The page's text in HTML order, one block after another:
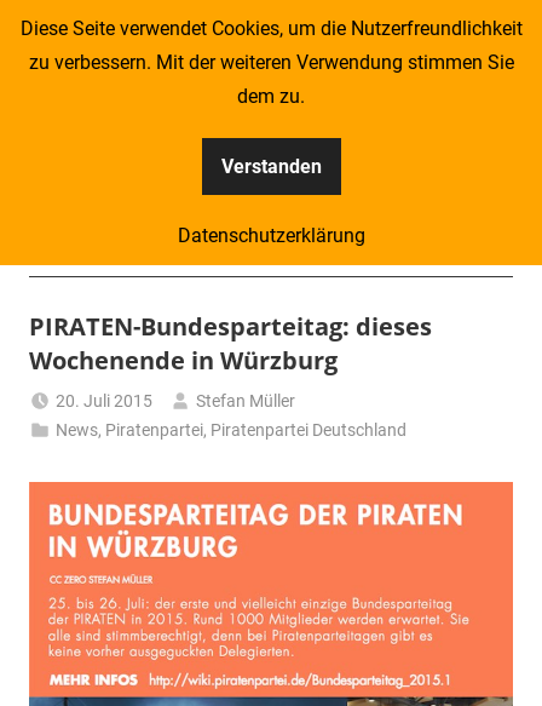
Zum
Kompass
–
Zeitung
für
Piraten
PIRATEN-Bundesparteitag: dieses
Wochenende in Würzburg
20. Juli 2015
Stefan Müller
News, Piratenpartei, Piratenpartei Deutschland
Diese Seite verwendet Cookies, um die Nutzerfreundlichkeit
zu verbessern. Mit der weiteren Verwendung stimmen Sie
dem zu.
Verstanden
Datenschutzerklärung